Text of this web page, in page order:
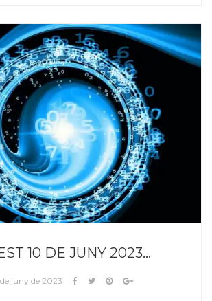
10 DE JUNY 2023…
juny de 2023